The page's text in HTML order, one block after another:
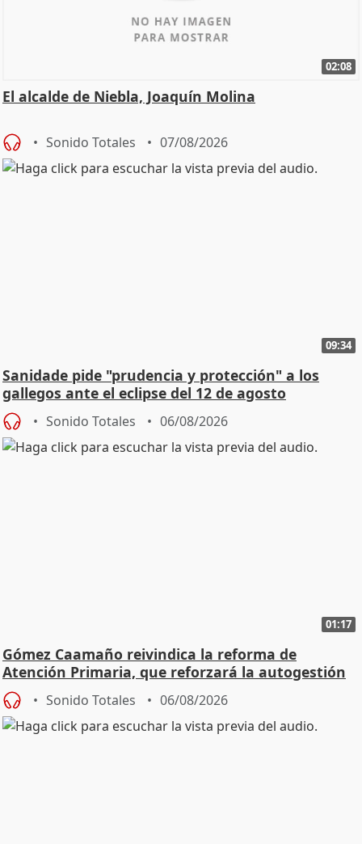
02:08
El alcalde de Niebla, Joaquín Molina
Sonido Totales 07/08/2026
09:34
Sanidade pide "prudencia y protección" a los
gallegos ante el eclipse del 12 de agosto
Sonido Totales 06/08/2026
01:17
Gómez Caamaño reivindica la reforma de
Atención Primaria, que reforzará la autogestión
Sonido Totales 06/08/2026